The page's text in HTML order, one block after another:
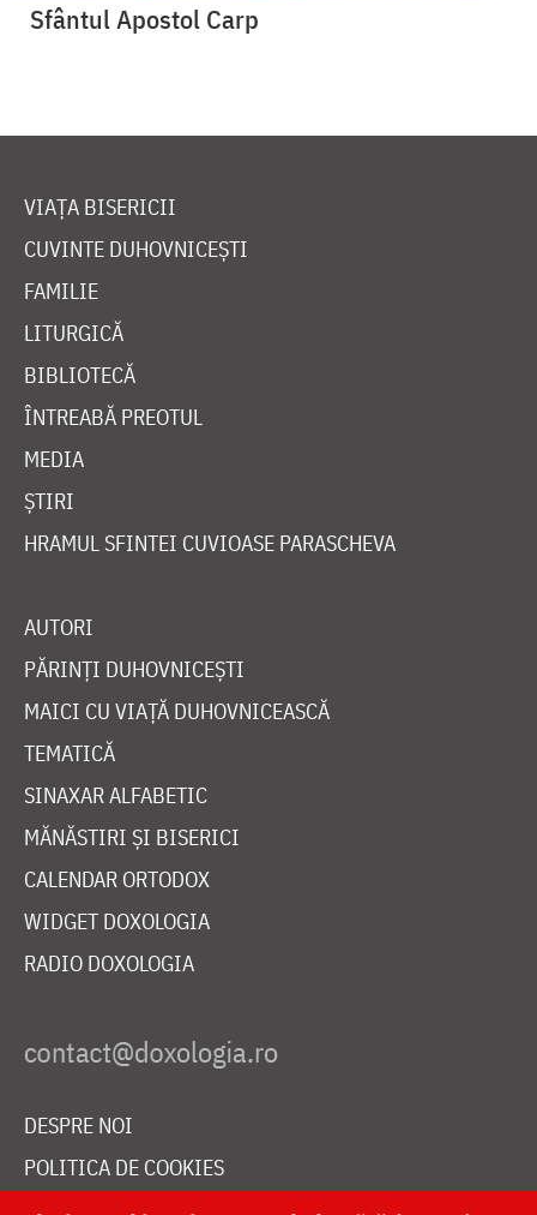
Sfântul Apostol Carp
VIAȚA BISERICII
CUVINTE DUHOVNICEȘTI
FAMILIE
LITURGICĂ
BIBLIOTECĂ
ÎNTREABĂ PREOTUL
MEDIA
ȘTIRI
HRAMUL SFINTEI CUVIOASE PARASCHEVA
AUTORI
PĂRINȚI DUHOVNICEȘTI
MAICI CU VIAȚĂ DUHOVNICEASCĂ
TEMATICĂ
SINAXAR ALFABETIC
MĂNĂSTIRI ȘI BISERICI
CALENDAR ORTODOX
WIDGET DOXOLOGIA
RADIO DOXOLOGIA
DESPRE NOI
POLITICA DE COOKIES
DONEAZĂ ONLINE PENTRU CATEDRALA NAȚIONALĂ